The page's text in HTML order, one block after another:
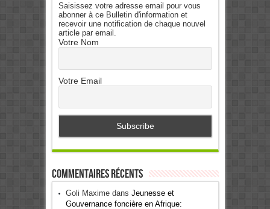
Saisissez votre adresse email pour vous
abonner à ce Bulletin d'information et
recevoir une notification de chaque nouvel
article par email.
Votre Nom
Votre Email
Commentaires récents
Goli Maximedans Jeunesse et
Gouvernance foncière en Afrique: